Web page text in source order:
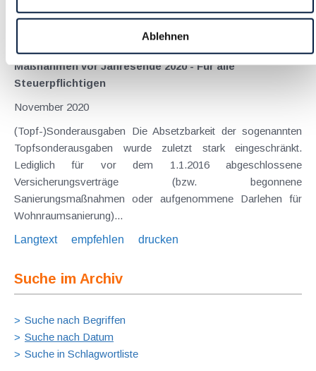
Ablehnen
Maßnahmen vor Jahresende 2020 - Für alle
Steuerpflichtigen
November 2020
(Topf-)Sonderausgaben Die Absetzbarkeit der sogenannten
Topfsonderausgaben wurde zuletzt stark eingeschränkt.
Lediglich für vor dem 1.1.2016 abgeschlossene
Versicherungsverträge (bzw. begonnene
Sanierungsmaßnahmen oder aufgenommene Darlehen für
Wohnraumsanierung)...
Langtext
empfehlen drucken
Suche im Archiv
Suche nach Begriffen
Suche nach Datum
Suche in Schlagwortliste